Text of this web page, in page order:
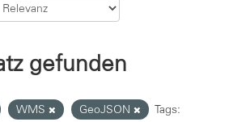
gefunden
WMS GeoJSON
Tags: